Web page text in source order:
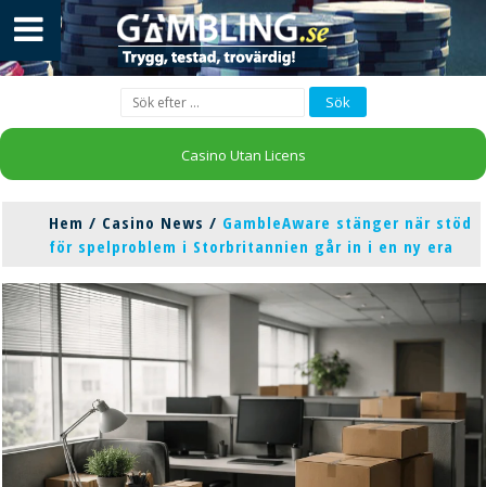
Casino Utan Licens
Hem / Casino News / GambleAware stänger när stöd
för spelproblem i Storbritannien går in i en ny era